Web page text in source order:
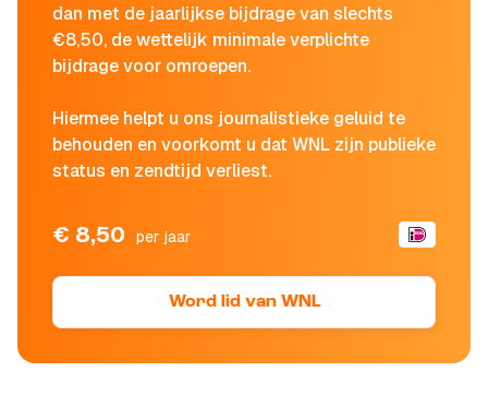
dan met de jaarlijkse bijdrage van slechts
€8,50, de wettelijk minimale verplichte
bijdrage voor omroepen.
Hiermee helpt u ons journalistieke geluid te
behouden en voorkomt u dat WNL zijn publieke
status en zendtijd verliest.
€ 8,50 per jaar
Word lid van WNL